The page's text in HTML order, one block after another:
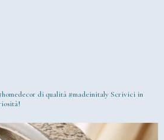
di qualità #madeinitaly Scrivici in